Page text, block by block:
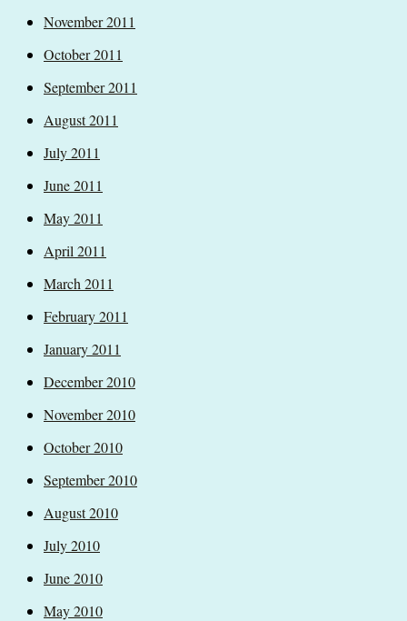
November 2011
October 2011
September 2011
August 2011
July 2011
June 2011
May 2011
April 2011
March 2011
February 2011
January 2011
December 2010
November 2010
October 2010
September 2010
August 2010
July 2010
June 2010
May 2010